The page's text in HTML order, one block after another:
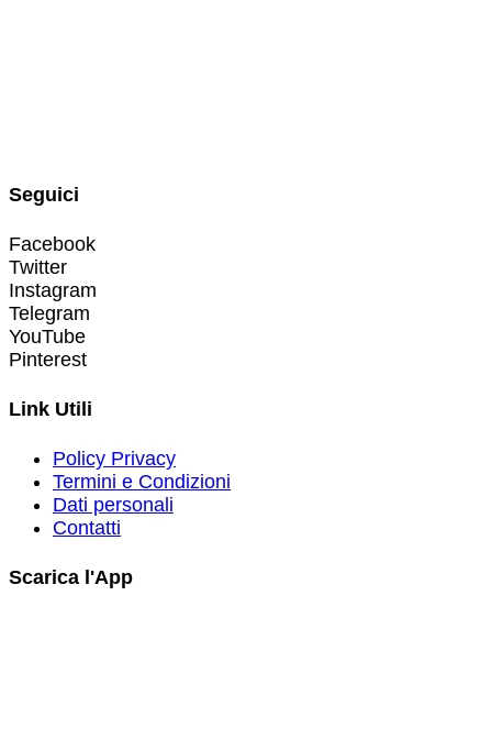
Seguici
Facebook
Twitter
Instagram
Telegram
YouTube
Pinterest
Link Utili
Policy Privacy
Termini e Condizioni
Dati personali
Contatti
Scarica l'App